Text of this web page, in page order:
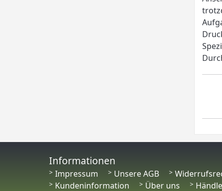
Informationen
Impressum Unsere AGB
Kundeninformation
Über uns